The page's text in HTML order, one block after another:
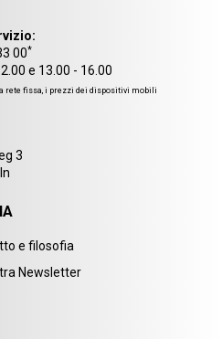
00*
e 13.00 - 16.00
rete fissa, i prezzi dei dispositivi mobili
3
e filosofia
Newsletter